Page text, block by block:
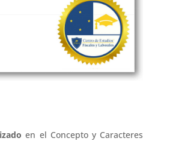
en el Concepto y Caracteres